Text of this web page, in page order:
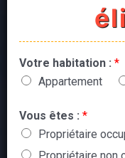
Votre habitation : *
Appartement
Vous êtes : *
Propriétaire